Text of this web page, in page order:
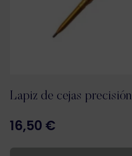
Lapiz de cejas precisión
16,50 €